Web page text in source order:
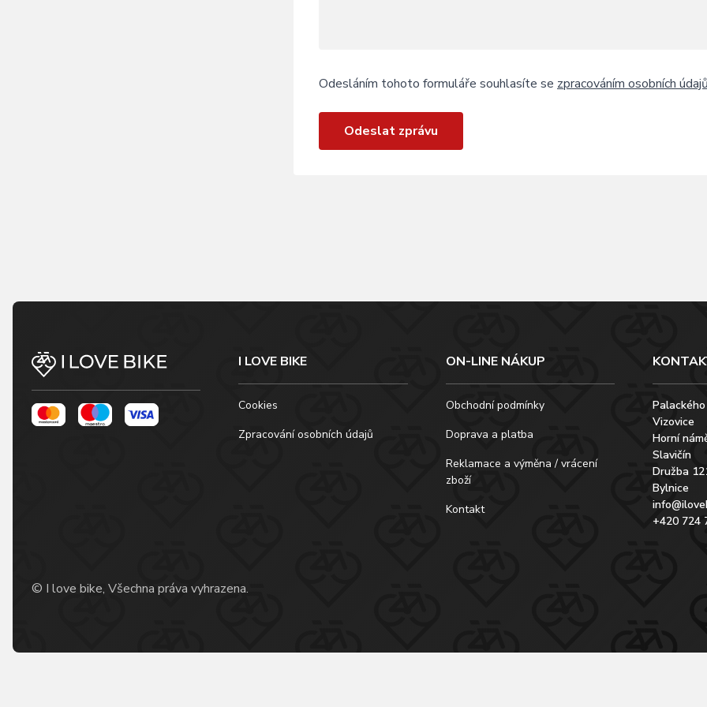
Odesláním tohoto formuláře souhlasíte se zpracováním osobních
Odeslat zprávu
I LOVE BIKE
Cookies
Zpracování osobních údajů
ON-LINE NÁKUP
Obchodní podmínky
Doprava a platba
Reklamace a výměna / vrácení
zboží
Kontakt
Vizovice
Horní
Slavičín
Družba
Bylnice
+420 724
© I love bike, Všechna práva vyhrazena.